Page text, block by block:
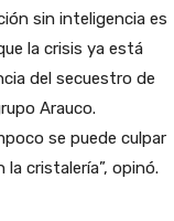
sin inteligencia es
la crisis ya está
del secuestro de
Arauco.
se puede culpar
cristalería”, opinó.